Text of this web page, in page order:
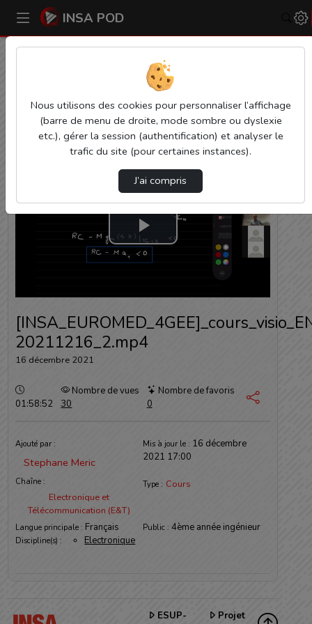
INSA POD
Electronique et Télécommunication (E&T)
[Insa_Euromed_4gee]_Cours_Visio_Enl-20211216…
Electronique et
Télécommunication (E&T)
Lire
vidéo
20211216_2.mp4
16 décembre 2021
Durée :
01:58:52
Nombre de vues
30
Nombre de favoris
0
Informations
Ajouté par :
Stephane Meric
Mis à jour le : 16 décembre
2021 17:00
Chaîne :
Electronique et
Télécommunication (E&T)
Type : Cours
Langue principale : Français Public : 4ème année ingénieur
Discipline(s) : Electronique
ESUP-
Projet
Nous utilisons des cookies pour personnaliser l’affichage
(barre de menu de droite, mode sombre ou dyslexie
etc.), gérer la session (authentification) et analyser le
trafic du site (pour certaines instances).
J’ai compris